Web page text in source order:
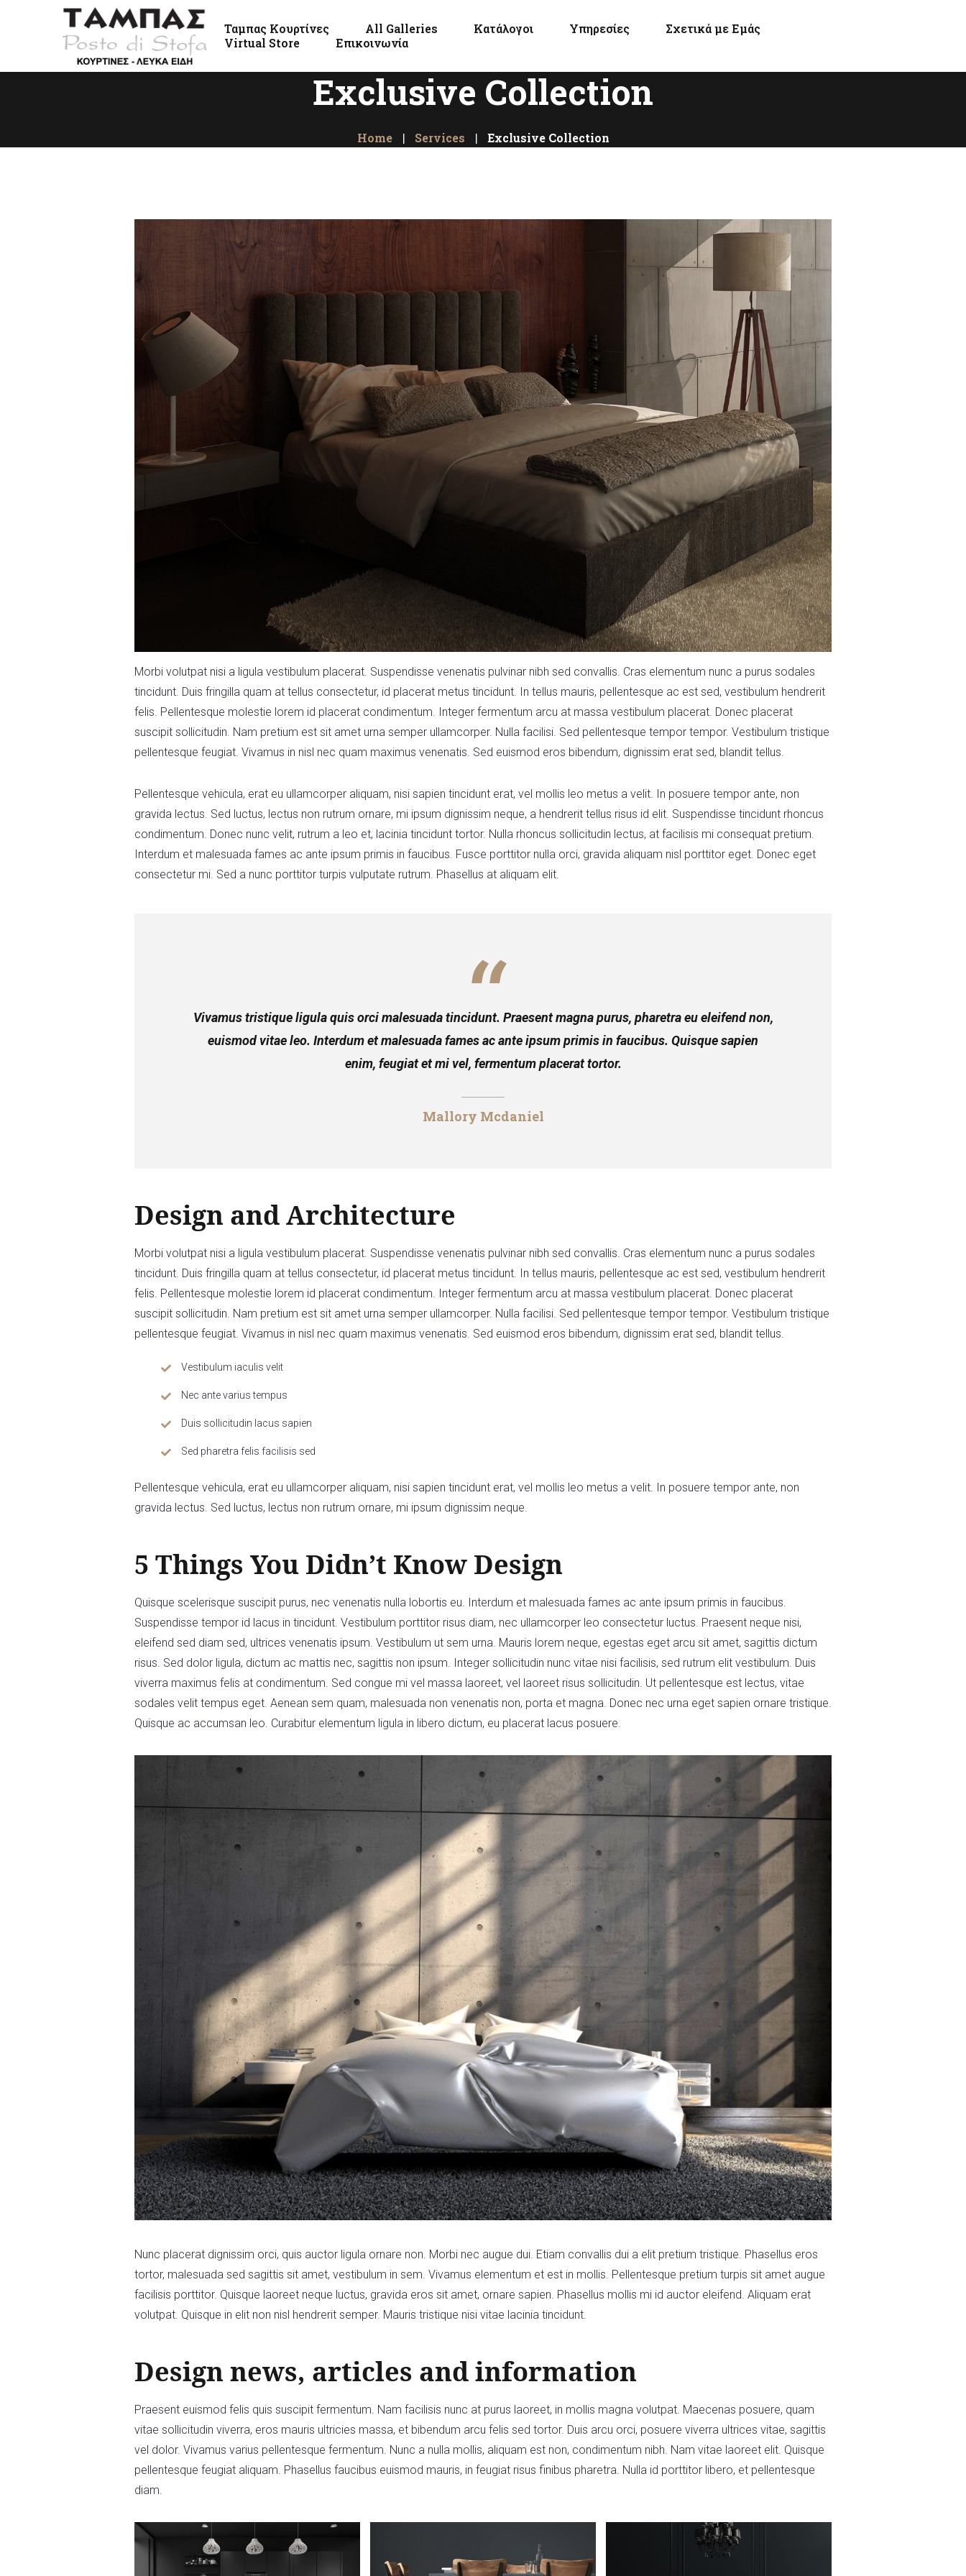
Ταμπας Κουρτίνες All Galleries Κατάλογοι Υπηρεσίες
Σχετικά με Εμάς
Virtual Store
Επικοινωνία
Exclusive Collection
Home Services Exclusive Collection
Morbi volutpat nisi a ligula vestibulum placerat. Suspendisse venenatis pulvinar nibh sed convallis. Cras elementum nunc a purus sodales
tincidunt. Duis fringilla quam at tellus consectetur, id placerat metus tincidunt. In tellus mauris, pellentesque ac est sed, vestibulum hendrerit
felis. Pellentesque molestie lorem id placerat condimentum. Integer fermentum arcu at massa vestibulum placerat. Donec placerat
suscipit sollicitudin. Nam pretium est sit amet urna semper ullamcorper. Nulla facilisi. Sed pellentesque tempor tempor. Vestibulum tristique
pellentesque feugiat. Vivamus in nisl nec quam maximus venenatis. Sed euismod eros bibendum, dignissim erat sed, blandit tellus.
Pellentesque vehicula, erat eu ullamcorper aliquam, nisi sapien tincidunt erat, vel mollis leo metus a velit. In posuere tempor ante, non
gravida lectus. Sed luctus, lectus non rutrum ornare, mi ipsum dignissim neque, a hendrerit tellus risus id elit. Suspendisse tincidunt rhoncus
condimentum. Donec nunc velit, rutrum a leo et, lacinia tincidunt tortor. Nulla rhoncus sollicitudin lectus, at facilisis mi consequat pretium.
Interdum et malesuada fames ac ante ipsum primis in faucibus. Fusce porttitor nulla orci, gravida aliquam nisl porttitor eget. Donec eget
consectetur mi. Sed a nunc porttitor turpis vulputate rutrum. Phasellus at aliquam elit.
Vivamus tristique ligula quis orci malesuada tincidunt. Praesent magna purus, pharetra eu eleifend non,
euismod vitae leo. Interdum et malesuada fames ac ante ipsum primis in faucibus. Quisque sapien
enim, feugiat et mi vel, fermentum placerat tortor.
Mallory Mcdaniel
Design and Architecture
Morbi volutpat nisi a ligula vestibulum placerat. Suspendisse venenatis pulvinar nibh sed convallis. Cras elementum nunc a purus sodales
tincidunt. Duis fringilla quam at tellus consectetur, id placerat metus tincidunt. In tellus mauris, pellentesque ac est sed, vestibulum hendrerit
felis. Pellentesque molestie lorem id placerat condimentum. Integer fermentum arcu at massa vestibulum placerat. Donec placerat
suscipit sollicitudin. Nam pretium est sit amet urna semper ullamcorper. Nulla facilisi. Sed pellentesque tempor tempor. Vestibulum tristique
pellentesque feugiat. Vivamus in nisl nec quam maximus venenatis. Sed euismod eros bibendum, dignissim erat sed, blandit tellus.
Vestibulum iaculis velit
Nec ante varius tempus
Duis sollicitudin lacus sapien
Sed pharetra felis facilisis sed
Pellentesque vehicula, erat eu ullamcorper aliquam, nisi sapien tincidunt erat, vel mollis leo metus a velit. In posuere tempor ante, non
gravida lectus. Sed luctus, lectus non rutrum ornare, mi ipsum dignissim neque.
5 Things You Didn’t Know Design
Quisque scelerisque suscipit purus, nec venenatis nulla lobortis eu. Interdum et malesuada fames ac ante ipsum primis in faucibus.
Suspendisse tempor id lacus in tincidunt. Vestibulum porttitor risus diam, nec ullamcorper leo consectetur luctus. Praesent neque nisi,
eleifend sed diam sed, ultrices venenatis ipsum. Vestibulum ut sem urna. Mauris lorem neque, egestas eget arcu sit amet, sagittis dictum
risus. Sed dolor ligula, dictum ac mattis nec, sagittis non ipsum. Integer sollicitudin nunc vitae nisi facilisis, sed rutrum elit vestibulum. Duis
viverra maximus felis at condimentum. Sed congue mi vel massa laoreet, vel laoreet risus sollicitudin. Ut pellentesque est lectus, vitae
sodales velit tempus eget. Aenean sem quam, malesuada non venenatis non, porta et magna. Donec nec urna eget sapien ornare tristique.
Quisque ac accumsan leo. Curabitur elementum ligula in libero dictum, eu placerat lacus posuere.
Nunc placerat dignissim orci, quis auctor ligula ornare non. Morbi nec augue dui. Etiam convallis dui a elit pretium tristique. Phasellus eros
tortor, malesuada sed sagittis sit amet, vestibulum in sem. Vivamus elementum et est in mollis. Pellentesque pretium turpis sit amet augue
facilisis porttitor. Quisque laoreet neque luctus, gravida eros sit amet, ornare sapien. Phasellus mollis mi id auctor eleifend. Aliquam erat
volutpat. Quisque in elit non nisl hendrerit semper. Mauris tristique nisi vitae lacinia tincidunt.
Design news, articles and information
Praesent euismod felis quis suscipit fermentum. Nam facilisis nunc at purus laoreet, in mollis magna volutpat. Maecenas posuere, quam
vitae sollicitudin viverra, eros mauris ultricies massa, et bibendum arcu felis sed tortor. Duis arcu orci, posuere viverra ultrices vitae, sagittis
vel dolor. Vivamus varius pellentesque fermentum. Nunc a nulla mollis, aliquam est non, condimentum nibh. Nam vitae laoreet elit. Quisque
pellentesque feugiat aliquam. Phasellus faucibus euismod mauris, in feugiat risus finibus pharetra. Nulla id porttitor libero, et pellentesque
diam.